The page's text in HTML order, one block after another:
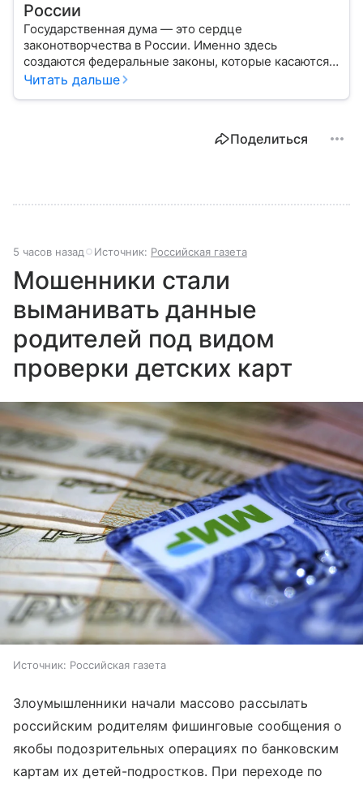
России
Государственная дума — это сердце
законотворчества в России. Именно здесь
создаются федеральные законы, которые касаются
жизни каждого гражданина: от образования и
Читать дальше
Поделиться
5 часов назад Источник: Российская газета
Мошенники стали
выманивать данные
родителей под видом
проверки детских карт
Источник: Российская газета
Злоумышленники начали массово рассылать
российским родителям фишинговые сообщения о
якобы подозрительных операциях по банковским
картам их детей-подростков. При переходе по